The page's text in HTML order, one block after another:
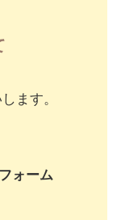
ます。
ォーム